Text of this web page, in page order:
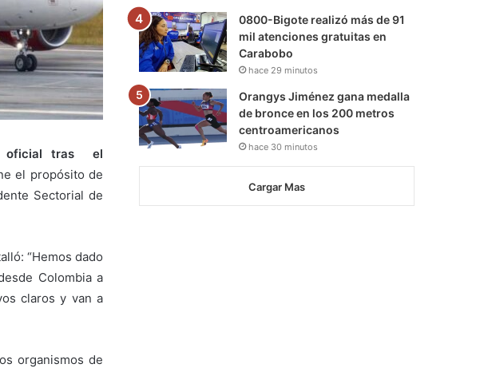
oficial tras el
el propósito de
Sectorial de
“Hemos dado
Colombia a
claros y van a
organismos de
0800-Bigote realizó más de 91
mil atenciones gratuitas en
Carabobo
hace 29 minutos
Orangys Jiménez gana medalla
de bronce en los 200 metros
centroamericanos
hace 30 minutos
Cargar Mas